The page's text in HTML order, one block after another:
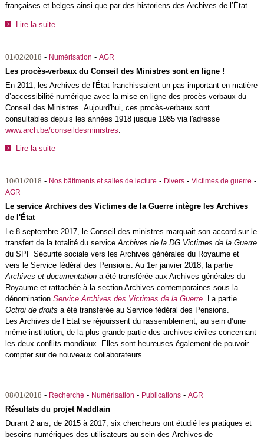
françaises et belges ainsi que par des historiens des Archives de l’État.
Lire la suite
01/02/2018 - Numérisation - AGR
Les procès-verbaux du Conseil des Ministres sont en ligne !
En 2011, les Archives de l'État franchissaient un pas important en matière
d’accessibilité numérique avec la mise en ligne des procès-verbaux du
Conseil des Ministres. Aujourd'hui, ces procès-verbaux sont
consultables depuis les années 1918 jusque 1985 via l'adresse
www.arch.be/conseildesministres
Lire la suite
10/01/2018 - Nos bâtiments et salles de lecture - Divers- Victimes de guerre -
AGR
Le service Archives des Victimes de la Guerre intègre les Archives
de l'État
Le 8 septembre 2017, le Conseil des ministres marquait son accord sur le
transfert de la totalité du serviceArchives de la DG Victimes de la Guerre
du SPF Sécurité sociale vers les Archives générales du Royaume et
vers le Service fédéral des Pensions. Au 1er janvier 2018, la partie
Archives et documentation a été transférée aux Archives générales du
Royaume et rattachée à la section Archives contemporaines sous la
dénomination Service Archives des Victimes de la Guerre. La partie
Octroi de droits a été transférée au Service fédéral des Pensions.
Les Archives de l’Etat se réjouissent du rassemblement, au sein d’une
même institution, de la plus grande partie des archives civiles concernant
les deux conflits mondiaux. Elles sont heureuses également de pouvoir
compter sur de nouveaux collaborateurs.
08/01/2018 - Recherche - Numérisation - Publications- AGR
Résultats du projet Maddlain
Durant 2 ans, de 2015 à 2017, six chercheurs ont étudié les pratiques et
besoins numériques des utilisateurs au sein des Archives de